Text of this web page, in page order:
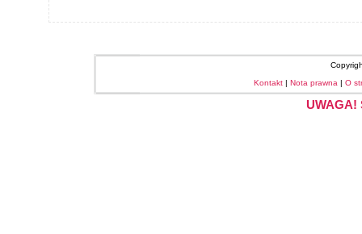
Kontakt | Nota prawna | O
UWAGA!